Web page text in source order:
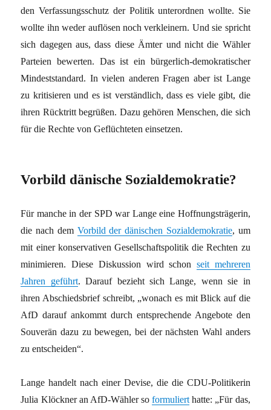
den Verfassungsschutz der Politik unterordnen wollte. Sie
wollte ihn weder auflösen noch verkleinern. Und sie spricht
sich dagegen aus, dass diese Ämter und nicht die Wähler
Parteien bewerten. Das ist ein bürgerlich-demokratischer
Mindeststandard. In vielen anderen Fragen aber ist Lange
zu kritisieren und es ist verständlich, dass es viele gibt, die
ihren Rücktritt begrüßen. Dazu gehören Menschen, die sich
für die Rechte von Geflüchteten einsetzen.
Vorbild dänische Sozialdemokratie?
Für manche in der SPD war Lange eine Hoffnungsträgerin,
die nach dem Vorbild der dänischen Sozialdemokratie, um
mit einer konservativen Gesellschaftspolitik die Rechten zu
minimieren. Diese Diskussion wird schon seit mehreren
Jahren geführt. Darauf bezieht sich Lange, wenn sie in
ihren Abschiedsbrief schreibt, „wonach es mit Blick auf die
AfD darauf ankommt durch entsprechende Angebote den
Souverän dazu zu bewegen, bei der nächsten Wahl anders
zu entscheiden“.
Lange handelt nach einer Devise, die die CDU-Politikerin
Julia Klöckner an AfD-Wähler soformuliert hatte: „Für das,